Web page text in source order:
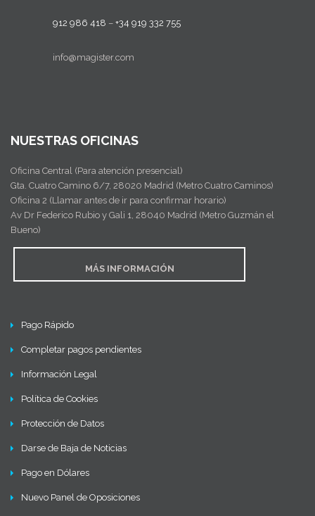
912 986 418 – +34 919 332 755
info@magister.com
NUESTRAS OFICINAS
Oficina Central (Para atención presencial)
Gta. Cuatro Camino 6/7, 28020 Madrid (Metro Cuatro Caminos)
Oficina 2 (Llamar antes de ir para confirmar horario)
Av Dr Federico Rubio y Gali 1, 28040 Madrid (Metro Guzmán el
Bueno)
MÁS INFORMACIÓN
Pago Rápido
Completar pagos pendientes
Información Legal
Política de Cookies
Protección de Datos
Darse de Baja de Noticias
Pago en Dólares
Nuevo Panel de Oposiciones